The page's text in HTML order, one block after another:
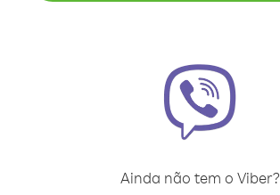
Ainda não tem o Viber?